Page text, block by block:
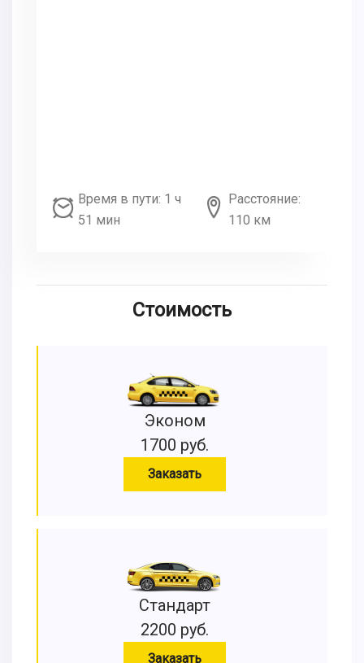
Время в пути: 1 ч
51 мин
Расстояние:
110 км
Стоимость
Эконом
1700 руб.
Заказать
Стандарт
2200 руб.
Заказать